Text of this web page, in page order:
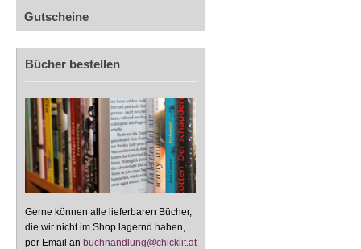
Gutscheine
Bücher bestellen
Gerne können alle lieferbaren Bücher,
die wir nicht im Shop lagernd haben,
per Email an buchhandlung@chicklit.at